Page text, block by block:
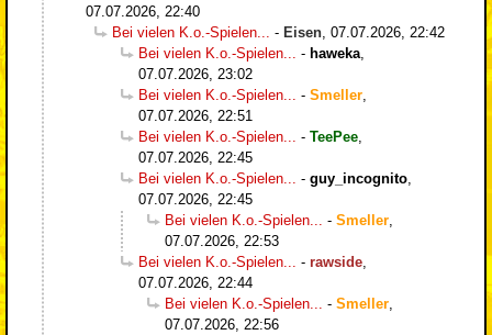
07.07.2026, 22:40
Bei vielen K.o.-Spielen...
- Eisen 07.07.2026, 22:42
Bei vielen K.o.-Spielen...
- haweka
07.07.2026, 23:02
Bei vielen K.o.-Spielen...
- Smeller
07.07.2026, 22:51
Bei vielen K.o.-Spielen...
- TeePee
07.07.2026, 22:45
Bei vielen K.o.-Spielen...
- guy_incognito
07.07.2026, 22:45
Bei vielen K.o.-Spielen...
- Smeller
07.07.2026, 22:53
Bei vielen K.o.-Spielen...
- rawside
07.07.2026, 22:44
Bei vielen K.o.-Spielen...
- Smeller
07.07.2026, 22:56